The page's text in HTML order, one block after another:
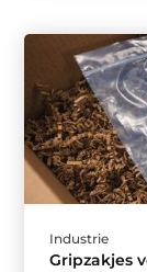
Industrie
Gripzakjes